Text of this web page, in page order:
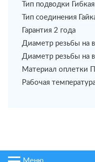
Тип подводки Гибкая
Тип соединения
Гарантия 2 года
Диаметр резьбы на
Диаметр резьбы на
Материал оплетки
Рабочая